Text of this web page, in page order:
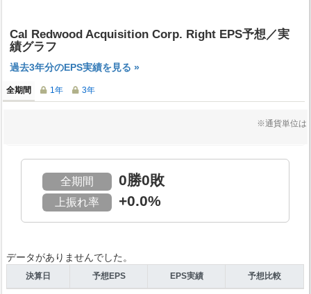
Cal Redwood Acquisition Corp. Right EPS予想／実
績グラフ
過去3年分のEPS実績を見る »
全期間 1年 3年
※通貨単位は
全期間 0勝0敗
上振れ率 +0.0%
データがありませんでした。
決算日 予想EPS EPS実績 予想比較